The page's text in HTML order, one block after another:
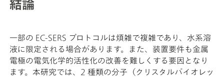
結論
一部の EC-SERS プロトコルは煩雑で複雑であり、水系溶
液に限定される場合があります。また、装置要件も金属
電極の電気化学的活性化の改善を難しくする要因となり
ます。本研究では、2 種類の分子（クリスタルバイオレッ